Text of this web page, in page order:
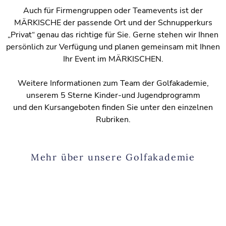
Auch für Firmengruppen oder Teamevents ist der
MÄRKISCHE der passende Ort und der Schnupperkurs
„Privat“ genau das richtige für Sie. Gerne stehen wir Ihnen
persönlich zur Verfügung und planen gemeinsam mit Ihnen
Ihr Event im MÄRKISCHEN.
Weitere Informationen zum Team der Golfakademie,
unserem 5 Sterne Kinder-und Jugendprogramm
und den Kursangeboten finden Sie unter den einzelnen
Rubriken.
Mehr über unsere Golfakademie